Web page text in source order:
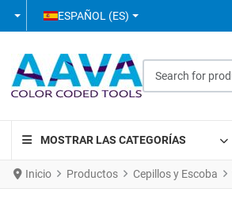
SELECCIONE SU IDIOMA
ESPAÑOL (ES)
MOSTRAR LAS CATEGORÍAS
Inicio Productos Cepillos y Escoba